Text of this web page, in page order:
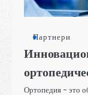
Партнери
Ортопедия – это